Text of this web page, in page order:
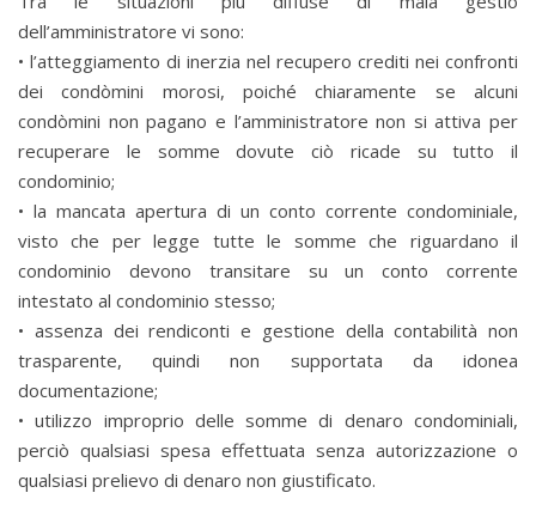
dell’amministratore vi sono:
• l’atteggiamento di inerzia nel recupero crediti nei confronti
dei condòmini morosi, poiché chiaramente se alcuni
condòmini non pagano e l’amministratore non si attiva per
recuperare le somme dovute ciò ricade su tutto il
condominio;
• la mancata apertura di un conto corrente condominiale,
visto che per legge tutte le somme che riguardano il
condominio devono transitare su un conto corrente
intestato al condominio stesso;
• assenza dei rendiconti e gestione della contabilità non
trasparente, quindi non supportata da idonea
documentazione;
• utilizzo improprio delle somme di denaro condominiali,
perciò qualsiasi spesa effettuata senza autorizzazione o
qualsiasi prelievo di denaro non giustificato.